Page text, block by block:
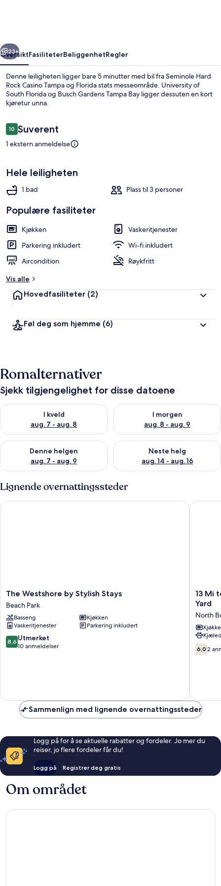
Studio!
Neste
23+
OversiktFasiliteterBeliggenhetRegler
Denne leiligheten ligger bare 5 minutter med bil fra Seminole Hard
Rock Casino Tampa og Florida stats messeområde. University of
South Florida og Busch Gardens Tampa Bay ligger dessuten en kort
kjøretur unna.
Anmeldelser
1010 av 10 –
Suverent
1 ekstern anmeldelse
Hele leiligheten
1 bad Plass til 3 personer
Populære fasiliteter
Kjøkken
Vaskeritjenester
Parkering inkludert
Wi-fi inkludert
Aircondition
Røykfritt
Vis alle
Hovedfasiliteter (2)
Føl deg som hjemme (6)
Romalternativer
Sjekk tilgjengelighet for disse datoene
I kveld
aug. 7 - aug. 8
Sjekk tilgjengelighet for i kveld, aug. 7 - aug. 8
I morgen
aug. 8 - aug. 9
Sjekk tilgjengelighet for i
Denne helgen
aug. 7 - aug. 9
Sjekk tilgjengelighet for denne helgen, aug. 7 - aug. 9
Neste helg
aug. 14 - aug. 16
Sjekk tilgjengelighet for neste
Lignende overnattingssteder
The
Westshore
by
Stylish
Stays
Beach
Park
The Westshore by Stylish Stays
Beach Park
Basseng
Kjøkken
Vaskeritjenester
Parkering inkludert
8.6
av
8,6 Utmerket
10 anmeldelser
The Westshore by Stylish Stays
13
Mi
Busch
Tampa
Gem
w/
Bon
Air
13 Mi
Yard
North
6.0
av
6,0 2
13 Mi to
Sammenlign med lignende overnattingssteder
Logg på for å se aktuelle rabatter og fordeler. Jo mer du
reiser, jo flere fordeler får du!
Logg på Registrer deg gratis
Om området